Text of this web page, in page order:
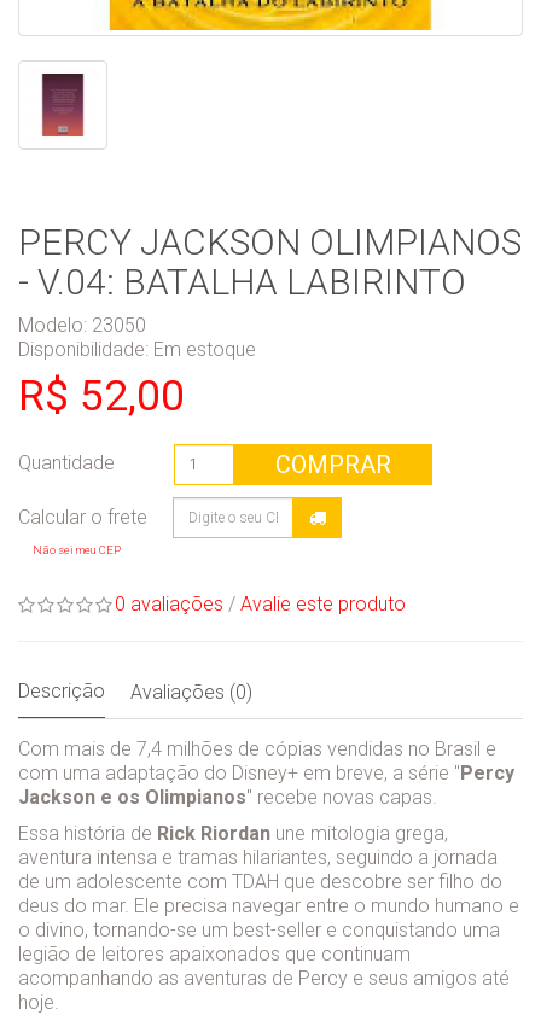
PERCY JACKSON OLIMPIANOS
- V.04: BATALHA LABIRINTO
Modelo: 23050
Disponibilidade: Em estoque
R$ 52,00
Quantidade COMPRAR
Não sei meu CEP
0 avaliações / Avalie este produto
Descrição Avaliações (0)
Com mais de 7,4 milhões de cópias vendidas no Brasil e
com uma adaptação do Disney+ em breve, a série "Percy
Jackson e os Olimpianos" recebe novas capas.
Essa história de Rick Riordan une mitologia grega,
aventura intensa e tramas hilariantes, seguindo a jornada
de um adolescente com TDAH que descobre ser filho do
deus do mar. Ele precisa navegar entre o mundo humano e
o divino, tornando-se um best-seller e conquistando uma
legião de leitores apaixonados que continuam
acompanhando as aventuras de Percy e seus amigos até
hoje.